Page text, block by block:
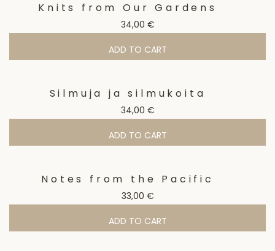
Knits from Our Gardens
34,00 €
ADD TO CART
Silmuja ja silmukoita
34,00 €
ADD TO CART
Notes from the Pacific
33,00 €
ADD TO CART